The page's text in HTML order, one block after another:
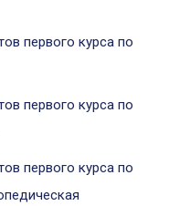
первого курса по
первого курса по
первого курса по